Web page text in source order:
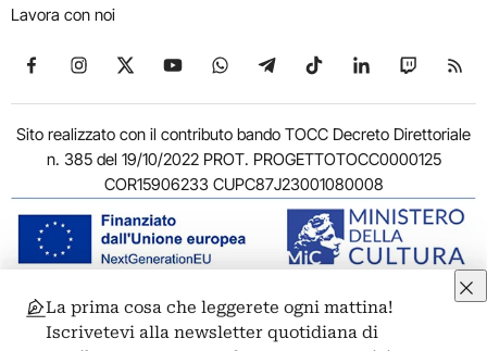
Lavora con noi
Seguici su Facebook
Seguici su Instagram
Seguici su X
Seguici su YouTube
Seguici su WhatsApp
Seguici su Telegram
Seguici su TikTok
Seguici su
Seguici
Sito realizzato con il contributo bando TOCC Decreto Direttoriale
n. 385 del 19/10/2022 PROT. PROGETTOTOCC0000125
COR15906233 CUPC87J23001080008
© 2011-2026 ARTRIBUNE srl – Corso Vittorio Emanuele II, 287 –
00186 Roma - P.I. 11381581005
La prima cosa che leggerete ogni mattina!
Iscrivetevi alla newsletter quotidiana di